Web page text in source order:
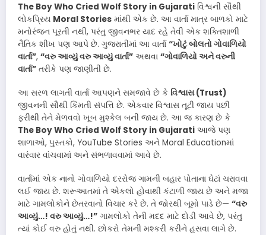
The Boy Who Cried Wolf Story in Gujarati વિશ્વની સૌથી
લોકપ્રિય Moral Stories માંથી એક છે. આ વાર્તા માત્ર બાળકો માટે
મનોરંજન પૂરતી નથી, પરંતુ જીવનભર યાદ રહે તેવી એક શક્તિશાળી
નૈતિક શીખ પણ આપે છે. ગુજરાતીમાં આ વાર્તા“ખોટું બોલતો ગોવાળિયો
વાર્તા”, “વરુ આવ્યું વરુ આવ્યું વાર્તા” અથવા “ગોવાળિયો અને વરુની
વાર્તા” તરીકે પણ જાણીતી છે.
આ સરળ લાગતી વાર્તા આપણને સમજાવે છે કે વિશ્વાસ (Trust)
જીવનની સૌથી કિંમતી સંપત્તિ છે. એકવાર વિશ્વાસ તૂટી જાય પછી
ફરીથી તેને મેળવવો ખૂબ મુશ્કેલ બની જાય છે. આ જ કારણ છે કે
The Boy Who Cried Wolf Story in Gujarati આજે પણ
શાળાઓ, પુસ્તકો, YouTube Stories અને Moral Educationમાં
વારંવાર વાંચવામાં અને સંભળાવવામાં આવે છે.
વાર્તામાં એક નાનો ગોવાળિયો દરરોજ ગામની બહાર પોતાના ઘેટાં ચરાવવા
લઈ જાય છે. શરૂઆતમાં તે એકલો હોવાથી કંટાળી જાય છે અને મજા
માટે ગામલોકોને છેતરવાનો વિચાર કરે છે. તે જોરથી બૂમો પાડે છે— “વરુ
આવ્યું…! વરુ આવ્યું…!” ગામલોકો તેની મદદ માટે દોડી આવે છે, પરંતુ
ત્યાં કોઈ વરુ હોતું નથી. છોકરો તેમની મશ્કરી કરીને હસવા લાગે છે.